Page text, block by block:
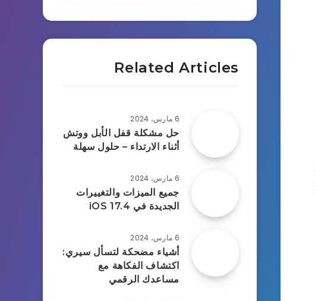
Related Articles
6 مارس، 2024
حل مشكلة قفل الأبل ووتش
أثناء الارتداء – حلول سهلة
6 مارس، 2024
جميع الميزات والتغييرات
الجديدة في iOS 17.4
6 مارس، 2024
أشياء مضحكة لتسأل سيري:
اكتشاف الفكاهة مع
مساعدك الرقمي